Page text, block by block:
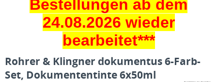
Bestellungen ab dem
24.08.2026 wieder
bearbeitet***
Rohrer & Klingner dokumentus 6-Farb-
Set, Dokumententinte 6x50ml